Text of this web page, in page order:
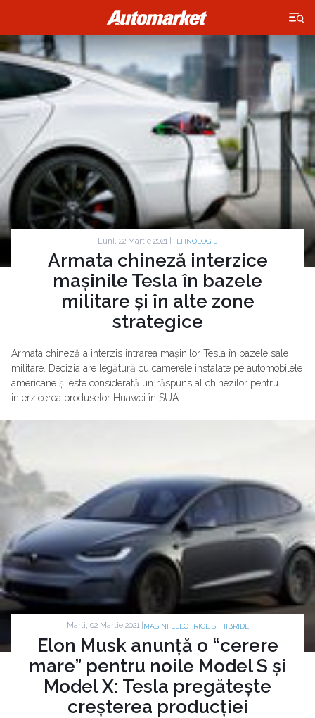
×
Luni, 22 Martie 2021 | TEHNOLOGIE
Armata chineză interzice
mașinile Tesla în bazele
militare și în alte zone
strategice
Armata chineză a interzis intrarea mașinilor Tesla în bazele sale
militare. Decizia are legătură cu camerele instalate pe automobilele
americane și este considerată un răspuns al chinezilor pentru
interzicerea produselor Huawei în SUA.
Marti, 02 Martie 2021 | MASINI ELECTRICE SI HIBRIDE
Elon Musk anunță o “cerere
mare” pentru noile Model S și
Model X: Tesla pregătește
creșterea producției